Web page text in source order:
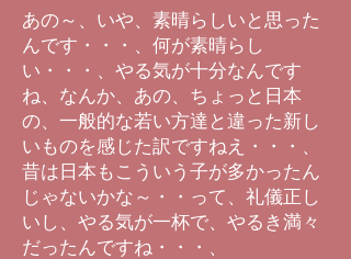
あの～、いや、素晴らしいと思った
んです・・・、何が素晴らし
い・・・、やる気が十分なんです
ね、なんか、あの、ちょっと日本
の、一般的な若い方達と違った新し
いものを感じた訳ですねえ・・・、
昔は日本もこういう子が多かったん
じゃないかな～・・って、礼儀正し
いし、やる気が一杯で、やるき満々
だったんですね・・・、